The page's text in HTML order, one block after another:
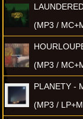
(MP3 /
(MP3 /
PLANETY -
(MP3 /